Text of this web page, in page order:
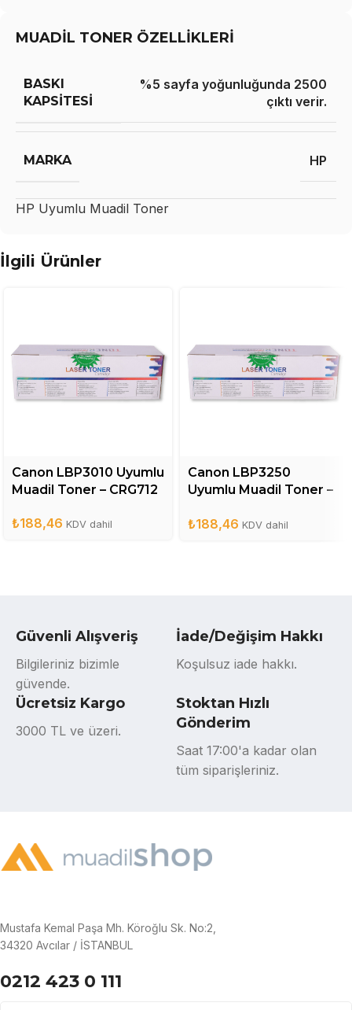
MUADİL TONER ÖZELLİKLERİ
BASKI
KAPSITESI
%5 sayfa yoğunluğunda 2500
çıktı verir.
MARKA HP
HP Uyumlu Muadil Toner
İlgili Ürünler
Canon LBP3010 Uyumlu
Muadil Toner – CRG712
₺188,46 KDV dahil
Canon LBP3250
Uyumlu Muadil Toner –
₺188,46 KDV dahil
Güvenli Alışveriş
Bilgileriniz bizimle
güvende.
İade/Değişim Hakkı
Koşulsuz iade hakkı.
Ücretsiz Kargo
3000 TL ve üzeri.
Stoktan Hızlı
Gönderim
Saat 17:00'a kadar olan
tüm siparişleriniz.
Mustafa Kemal Paşa Mh. Köroğlu Sk. No:2,
34320 Avcılar / İSTANBUL
0212 423 0 111